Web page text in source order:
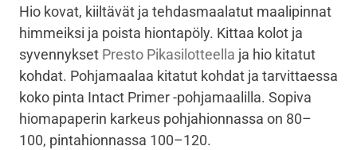
Hio kovat, kiiltävät ja tehdasmaalatut maalipinnat
himmeiksi ja poista hiontapöly. Kittaa kolot ja
syvennykset Presto Pikasilotteella ja hio kitatut
kohdat. Pohjamaalaa kitatut kohdat ja tarvittaessa
koko pinta Intact Primer -pohjamaalilla. Sopiva
hiomapaperin karkeus pohjahionnassa on 80–
100, pintahionnassa 100–120.